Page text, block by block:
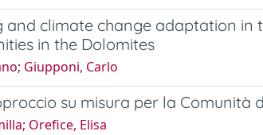
climate change adaptation in
in the Dolomites
Giupponi, Carlo
su misura per la Comunità
Orefice, Elisa